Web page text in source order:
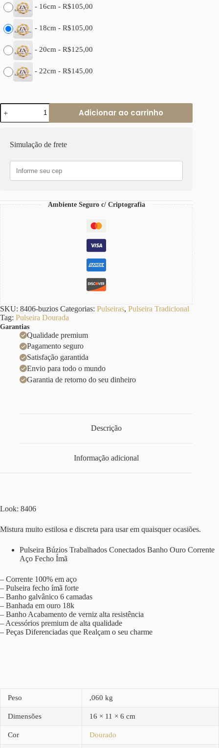
- 16cm - R$105,00
- 18cm - R$105,00
- 20cm - R$125,00
- 22cm - R$145,00
Pulseira
Búzios
Trabalhados
Ouro
Ímã
quantidade
Adicionar ao carrinho
Simulação de frete
Ambiente Seguro c/ Criptografia
SKU: 8406-buzios Categorias: Pulseiras, Pulseira Tradicional
Tag: Pulseira Dourada
Garantias
Qualidade premium
Pagamento seguro
Satisfação garantida
Envio para todo o mundo
Garantia de retorno do seu dinheiro
Descrição
Informação adicional
Look: 8406
Mistura muito estilosa e discreta para usar em quaisquer ocasiões.
Pulseira Búzios Trabalhados Conectados Banho Ouro Corrente
Aço Fecho Ímã
– Corrente 100% em aço
– Pulseira fecho ímã forte
– Banho galvânico 6 camadas
– Banhada em ouro 18k
– Banho Acabamento de verniz alta resistência
– Acessórios premium de alta qualidade
– Peças Diferenciadas que Realçam o seu charme
Peso ,060 kg
Dimensões 16 × 11 × 6 cm
Cor Dourado